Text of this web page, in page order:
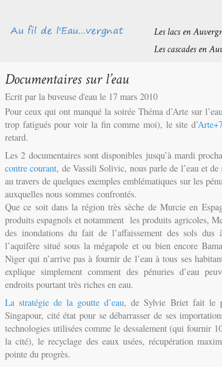
Ecrit par la buveuse d'eau le 17 mars 2010
Pour ceux qui ont manqué la soirée Théma d’Arte sur
trop fatigués pour voir la fin comme moi), le site d’
retard.
Les 2 documentaires sont disponibles jusqu’à mardi
contre courant, de Vassili Solivic, nous parle de l’eau et
au travers de quelques exemples emblématiques sur les
auxquelles nous sommes confrontés.
Que ce soit dans la région très sèche de Murcie en
produits espagnols et notamment les produits agricoles,
des inondations du fait de l’affaissement des sols dus
l’aquifère situé sous la mégapole et ou bien encore
Niger qui n’arrive pas à fournir de l’eau à tous ses
explique simplement comment des pénuries d’eau
endroits pourtant très riches en eau.
La stratégie de la goutte d’eau, de Sylvie Briet fait le
Singapour, cité état pour se débarrasser de ses
technologies utilisées comme le dessalement (qui fournir
la cité), le recyclage des eaux usées, récupération
pointe du progrès.